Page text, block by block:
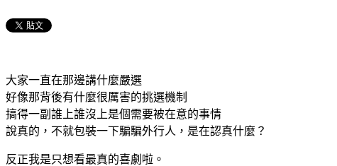
大家一直在那邊講什麼嚴選
好像那背後有什麼很厲害的挑選機制
搞得一副誰上誰沒上是個需要被在意的事情
說真的，不就包裝一下騙騙外行人，是在認真什麼？
反正我是只想看最真的喜劇啦。